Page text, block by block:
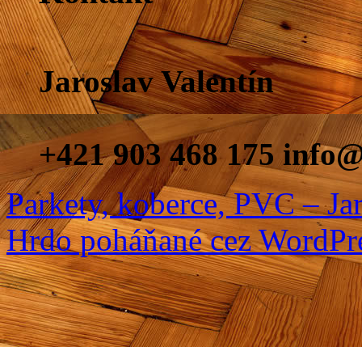
Jaroslav Valentín
+421 903 468 175
Parkety, koberce, PVC –
Hrdo poháňané cez